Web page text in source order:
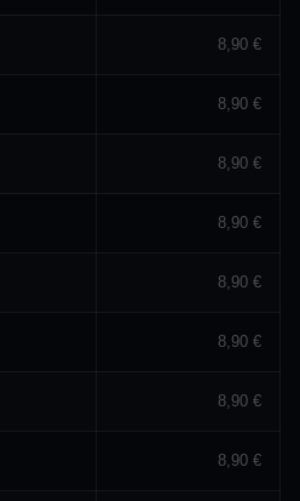
8,90 €
8,90 €
8,90 €
8,90 €
8,90 €
8,90 €
8,90 €
8,90 €